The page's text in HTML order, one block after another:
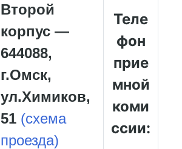
Второй
корпус —
644088,
г.Омск,
ул.Химиков,
51 (схема
проезда)
Теле
фон
прие
мной
коми
ссии: